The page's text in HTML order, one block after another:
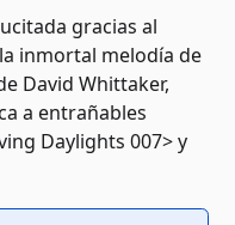
gracias al
inmortal melodía de
David Whittaker,
a entrañables
Daylights 007> y